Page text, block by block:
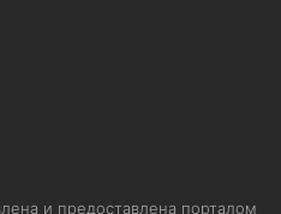
и предоставлена порталом